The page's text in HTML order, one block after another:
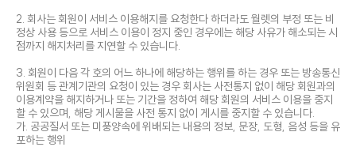
2. 회사는 회원이 서비스 이용해지를 요청한다 하더라도 월렛의 부정 또는 비
정상 사용 등으로 서비스 이용이 정지 중인 경우에는 해당 사유가 해소되는 시
점까지 해지처리를 지연할 수 있습니다.
3. 회원이 다음 각 호의 어느 하나에 해당하는 행위를 하는 경우 또는 방송통신
위원회 등 관계기관의 요청이 있는 경우 회사는 사전통지 없이 해당 회원과의
이용계약을 해지하거나 또는 기간을 정하여 해당 회원의 서비스 이용을 중지
할 수 있으며, 해당 게시물을 사전 통지 없이 게시를 중지할 수 있습니다.
가. 공공질서 또는 미풍양속에 위배되는 내용의 정보, 문장, 도형, 음성 등을 유
포하는 행위